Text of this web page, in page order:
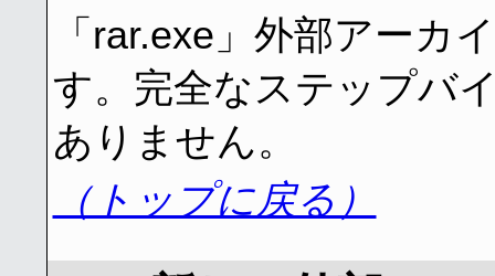
「rar.exe」外部アーカ
す。完全なステップバ
ありません。
（トップに戻る）